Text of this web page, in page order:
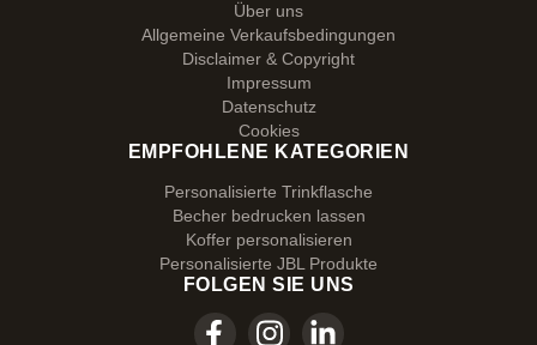
Über uns
Allgemeine Verkaufsbedingungen
Disclaimer & Copyright
Impressum
Datenschutz
Cookies
EMPFOHLENE KATEGORIEN
Personalisierte Trinkflasche
Becher bedrucken lassen
Koffer personalisieren
Personalisierte JBL Produkte
FOLGEN SIE UNS